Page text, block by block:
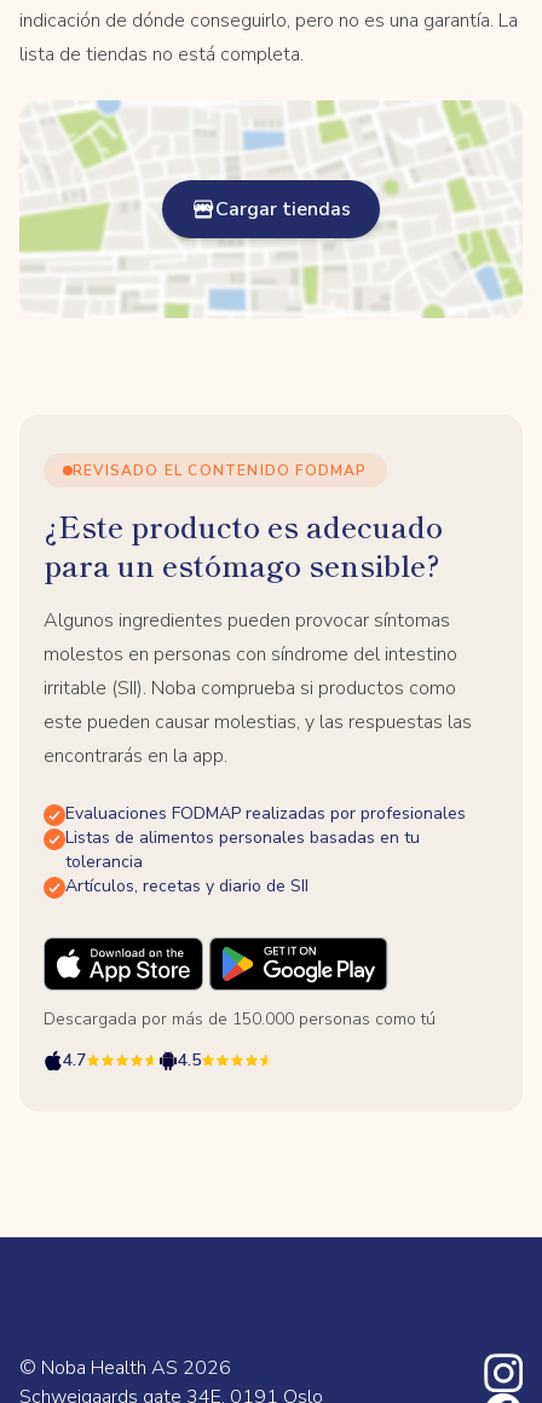
indicación de dónde conseguirlo, pero no es una garantía. La
lista de tiendas no está completa.
Cargar tiendas
REVISADO EL CONTENIDO FODMAP
¿Este producto es adecuado
para un estómago sensible?
Algunos ingredientes pueden provocar síntomas
molestos en personas con síndrome del intestino
irritable (SII). Noba comprueba si productos como
este pueden causar molestias, y las respuestas las
encontrarás en la app.
Evaluaciones FODMAP realizadas por profesionales
Listas de alimentos personales basadas en tu
tolerancia
Artículos, recetas y diario de SII
Descargada por más de 150.000 personas como tú
4.7
4.5
© Noba Health AS 2026
Schweigaards gate 34E, 0191 Oslo